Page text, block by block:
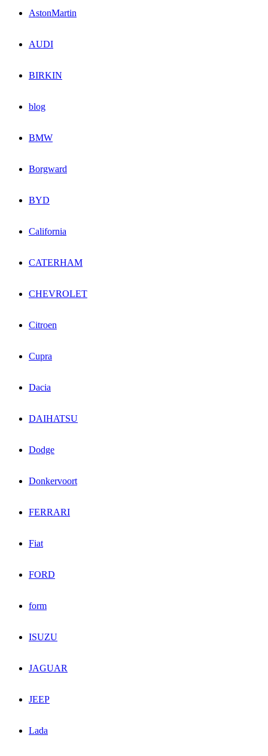
AstonMartin
AUDI
BIRKIN
blog
BMW
Borgward
BYD
California
CATERHAM
CHEVROLET
Citroen
Cupra
Dacia
DAIHATSU
Dodge
Donkervoort
FERRARI
Fiat
FORD
form
ISUZU
JAGUAR
JEEP
Lada